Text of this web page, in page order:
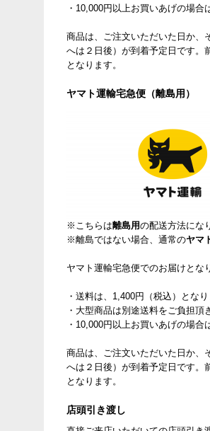
・10,000円以上お買いあげの場合
商品は、ご注文いただいた日か、
へは２日後）が到着予定日です。
となります。
ヤマト運輸宅急便（離島用）
※こちらは離島用の配送方法にな
※離島ではない場合、通常のヤマ
ヤマト運輸宅急便でのお届けとな
・送料は、1,400円（税込）となり
・大型商品は別途送料をご負担頂
・10,000円以上お買いあげの場合
商品は、ご注文いただいた日か、
へは２日後）が到着予定日です。
となります。
店頭引き渡し